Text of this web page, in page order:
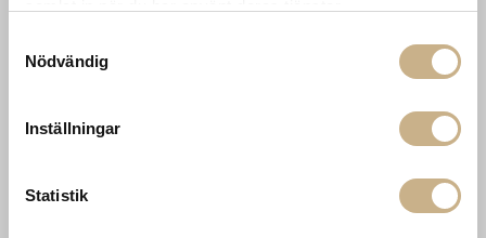
Nödvändig
Inställningar
Statistik
Startsidan
Karriär
Sommarstängt